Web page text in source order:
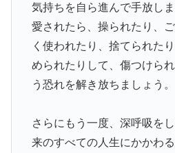
気持ちを自ら進んで手放し
愛されたら、操られたり、
く使われたり、捨てられた
められたりして、傷つけら
う恐れを解き放ちましょう。
さらにもう一度、深呼吸を
来のすべての人生にかかわ